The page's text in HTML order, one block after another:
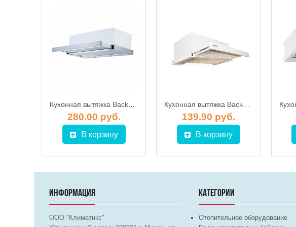
Кухонная вытяжка Backer TH 60L-2F70-SS
280.00 руб.
В корзину
Кухонная вытяжка Backer TH50B-2M80-WG
139.90 руб.
В корзину
ИНФОРМАЦИЯ
ООО "Климатикс"
КАТЕГОРИИ
Отопительное оборудование